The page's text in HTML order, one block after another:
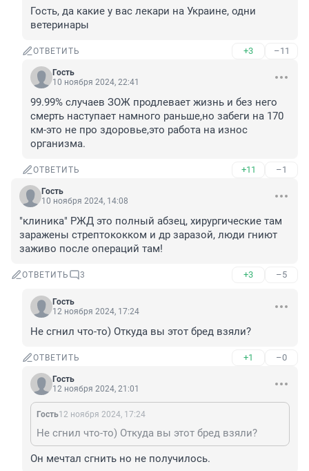
Гость, да какие у вас лекари на Украине, одни
ветеринары
ОТВЕТИТЬ +3 –11
Гость
10 ноября 2024, 22:41
99.99% случаев ЗОЖ продлевает жизнь и без него
смерть наступает намного раньше,но забеги на 170
км-это не про здоровье,это работа на износ
организма.
ОТВЕТИТЬ +11 –1
Гость
10 ноября 2024, 14:08
"клиника" РЖД это полный абзец, хирургические там
заражены стрептококком и др заразой, люди гниют
заживо после операций там!
ОТВЕТИТЬ 3 +3 –5
Гость
12 ноября 2024, 17:24
Не сгнил что-то) Откуда вы этот бред взяли?
ОТВЕТИТЬ +1 –0
Гость
12 ноября 2024, 21:01
Гость12 ноября 2024, 17:24
Не сгнил что-то) Откуда вы этот бред взяли?
Он мечтал сгнить но не получилось.